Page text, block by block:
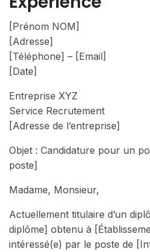
[Prénom NOM]
[Adresse]
[Téléphone] – [Email]
[Date]
Entreprise XYZ
Service Recrutement
[Adresse de l’entreprise]
Objet : Candidature pour un
poste]
Madame, Monsieur,
Actuellement titulaire d’un
diplôme] obtenu à
intéressé(e) par le poste de